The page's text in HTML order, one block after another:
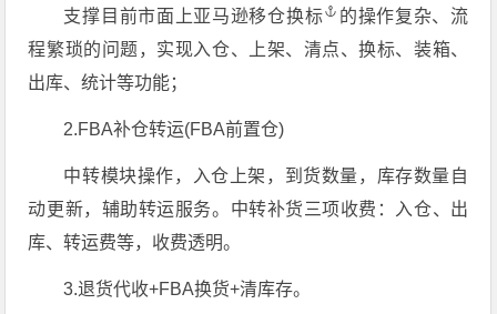
支撑目前市面上亚马逊移仓换标
的操作复杂、流
程繁琐的问题，实现入仓、上架、清点、换标、装箱、
出库、统计等功能；
2.FBA补仓转运(FBA前置仓)
中转模块操作，入仓上架，到货数量，库存数量自
动更新，辅助转运服务。中转补货三项收费：入仓、出
库、转运费等，收费透明。
3.退货代收+FBA换货+清库存。